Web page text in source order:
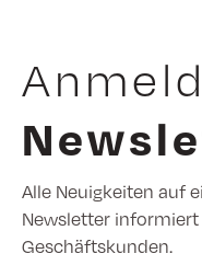
Alle Neuigkeiten auf
Newsletter
Geschäftskunden.